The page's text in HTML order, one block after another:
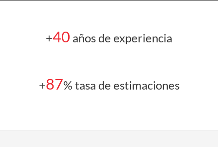
+40 años de experiencia
+87% tasa de estimaciones